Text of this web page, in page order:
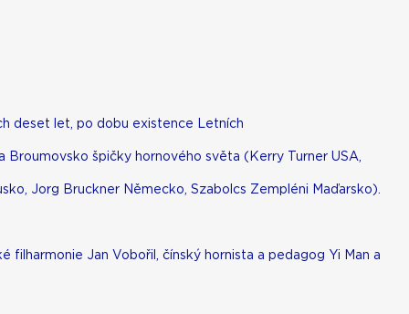
deset let, po dobu existence Letních
špičky hornového světa (Kerry Turner USA,
Jorg Bruckner Německo, Szabolcs Zempléni Maďarsko).
Jan Vobořil, čínský hornista a pedagog Yi Man a